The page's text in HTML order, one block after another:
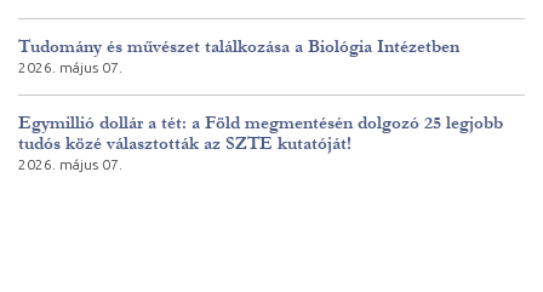
Tudomány és művészet találkozása a Biológia Intézetben
2026. május 07.
Egymillió dollár a tét: a Föld megmentésén dolgozó 25 legjobb
tudós közé választották az SZTE kutatóját!
2026. május 07.